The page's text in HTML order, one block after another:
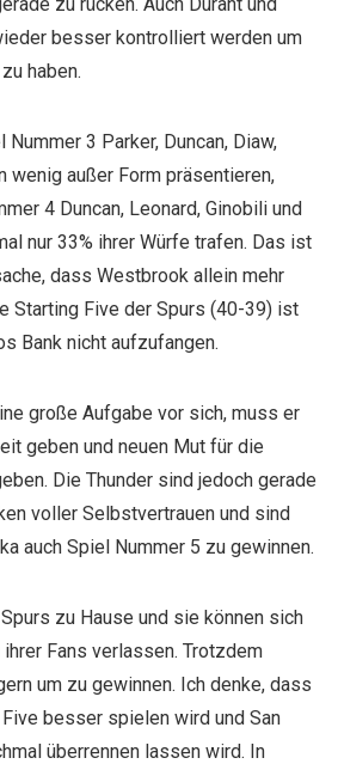
besser kontrolliert werden um
haben.
3 Parker, Duncan, Diaw,
wenig außer Form präsentieren,
4 Duncan, Leonard, Ginobili und
nur 33% ihrer Würfe trafen. Das ist
dass Westbrook allein mehr
Starting Five der Spurs (40-39) ist
Bank nicht aufzufangen.
große Aufgabe vor sich, muss er
geben und neuen Mut für die
Die Thunder sind jedoch gerade
voller Selbstvertrauen und sind
auch Spiel Nummer 5 zu gewinnen.
zu Hause und sie können sich
Fans verlassen. Trotzdem
um zu gewinnen. Ich denke, dass
besser spielen wird und San
überrennen lassen wird. In